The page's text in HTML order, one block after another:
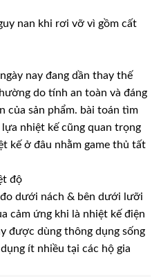
nan khi rơi vỡ vì gồm cất
nay đang dần thay thế
do tính an toàn và đáng
của sản phẩm. bài toán tìm
nhiệt kế cũng quan trọng
kế ở đâu nhằm game thủ tất
độ
dưới nách & bên dưới lưỡi
cảm ứng khi là nhiệt kế điện
được dùng thông dụng sống
ít nhiều tại các hộ gia